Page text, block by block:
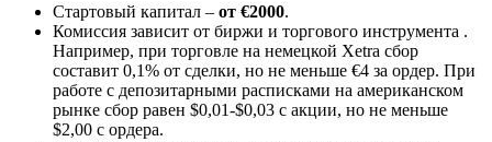
Стартовый капитал – от €2000.
Комиссия зависит от биржи и торгового инструмента .
Например, при торговле на немецкой Xetra сбор
составит 0,1% от сделки, но не меньше €4 за ордер. При
работе с депозитарными расписками на американском
рынке сбор равен $0,01-$0,03 с акции, но не меньше
$2,00 с ордера.